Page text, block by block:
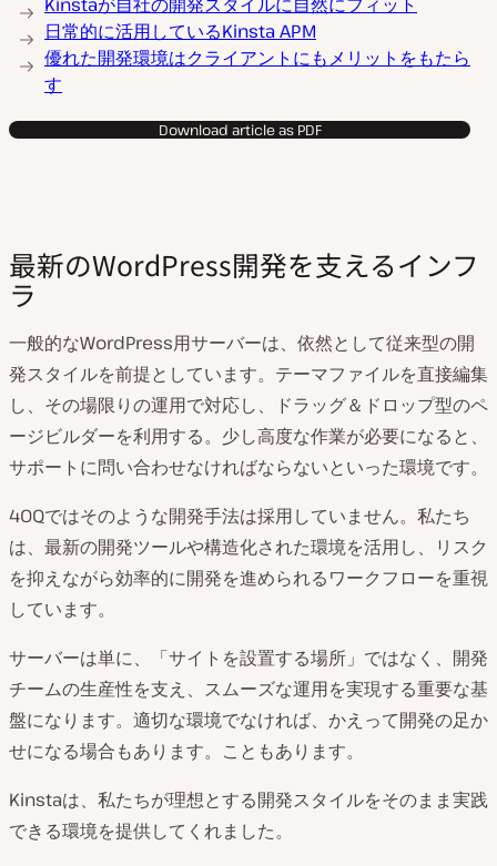
日常的に活用しているKinsta APM
優れた開発環境はクライアントにもメリットをもたら
す
Download article as PDF
最新のWordPress開発を支えるインフ
ラ
一般的なWordPress用サーバーは、依然として従来型の開
発スタイルを前提としています。テーマファイルを直接編集
し、その場限りの運用で対応し、ドラッグ＆ドロップ型のペ
ージビルダーを利用する。少し高度な作業が必要になると、
サポートに問い合わせなければならないといった環境です。
40Qではそのような開発手法は採用していません。私たち
は、最新の開発ツールや構造化された環境を活用し、リスク
を抑えながら効率的に開発を進められるワークフローを重視
しています。
サーバーは単に、「サイトを設置する場所」ではなく、開発
チームの生産性を支え、スムーズな運用を実現する重要な基
盤になります。適切な環境でなければ、かえって開発の足か
せになる場合もあります。こともあります。
Kinstaは、私たちが理想とする開発スタイルをそのまま実践
できる環境を提供してくれました。